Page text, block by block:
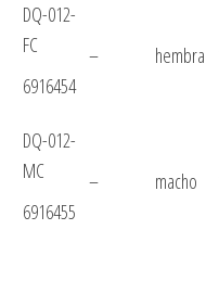
DQ-012-
FC
6916454
– hembra
DQ-012-
MC
6916455
– macho